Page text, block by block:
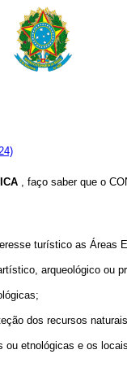
, faço saber que o
turístico as Áreas
arqueológico ou
dos recursos
ou etnológicas e os